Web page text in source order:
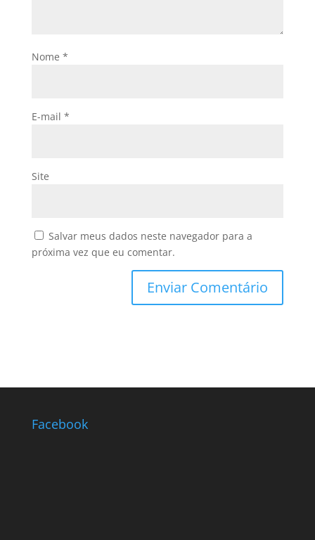
Nome *
E-mail *
Site
Salvar meus dados neste navegador para a
próxima vez que eu comentar.
Facebook